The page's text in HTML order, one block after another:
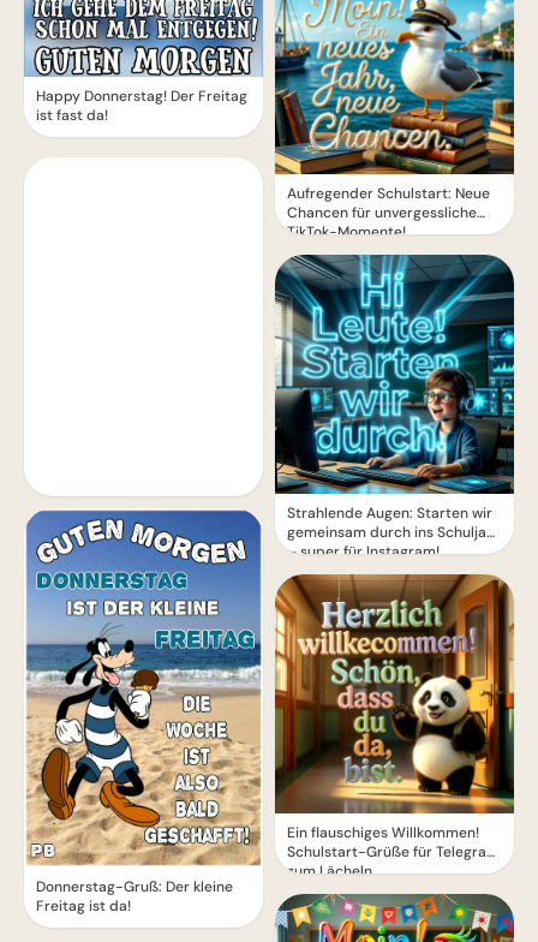
Happy Donnerstag! Der Freitag
ist fast da!
Donnerstag-Gruß: Der kleine
Freitag ist da!
Aufregender Schulstart: Neue
Chancen für unvergessliche
TikTok-Momente!
Strahlende Augen: Starten wir
gemeinsam durch ins Schuljahr
– super für Instagram!
Ein flauschiges Willkommen!
Schulstart-Grüße für Telegram
zum Lächeln